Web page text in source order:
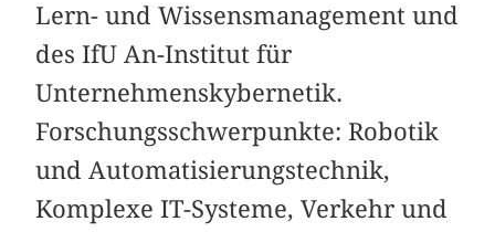
Lern- und Wissensmanagement und
des IfU An-Institut für
Unternehmenskybernetik.
Forschungsschwerpunkte: Robotik
und Automatisierungstechnik,
Komplexe IT-Systeme, Verkehr und